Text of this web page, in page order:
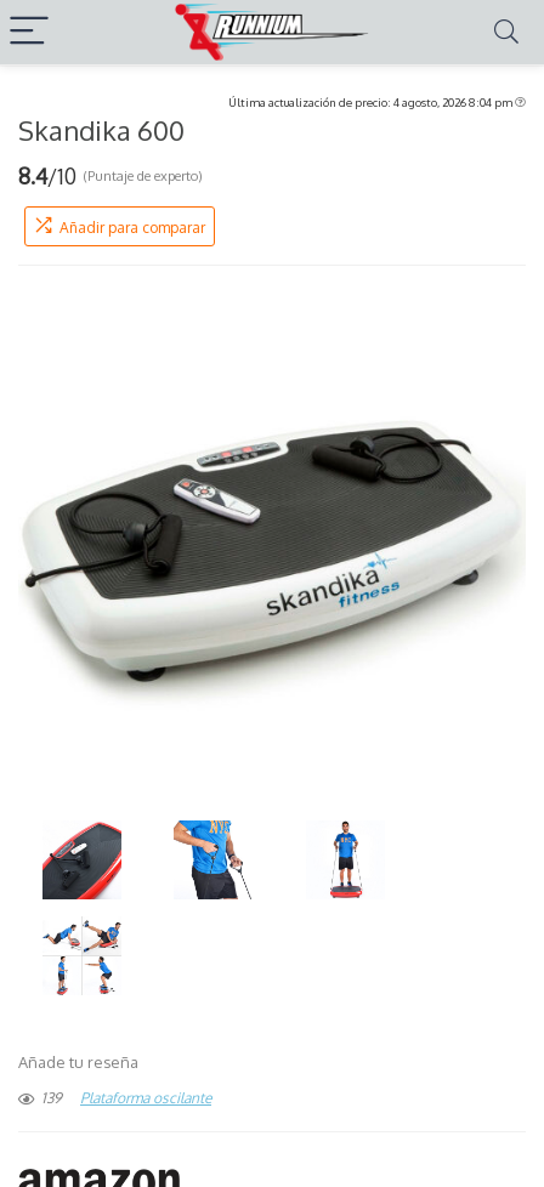
Última actualización de precio: 4 agosto, 2026 8:04 pm
Skandika 600
8.4/10 (Puntaje de experto)
Añadir para comparar
Añade tu reseña
139 Plataforma oscilante